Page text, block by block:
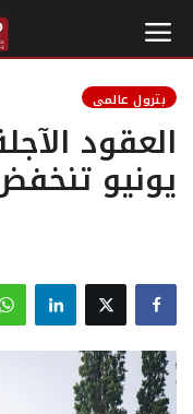
الرئيسية
إتصل بنا
أخبار مصر
اقتصاد وأموال
بترول عالمي
العقود
يونيو تنخفض